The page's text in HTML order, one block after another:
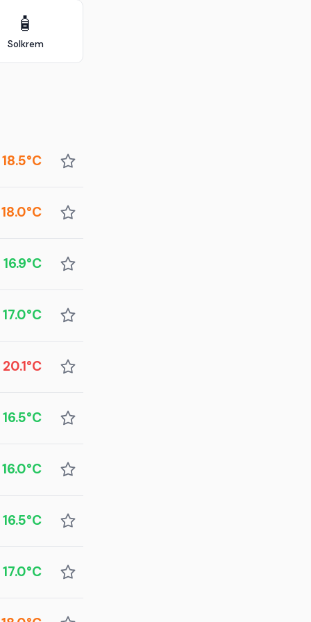
🧴
Solkrem
18.5°C
18.0°C
16.9°C
17.0°C
20.1°C
16.5°C
16.0°C
16.5°C
17.0°C